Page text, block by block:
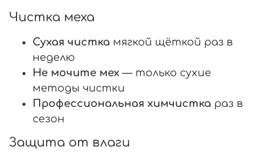
Чистка меха
Сухая чистка мягкой щёткой раз в
неделю
Не мочите мех — только сухие
методы чистки
Профессиональная химчистка раз в
сезон
Защита от влаги